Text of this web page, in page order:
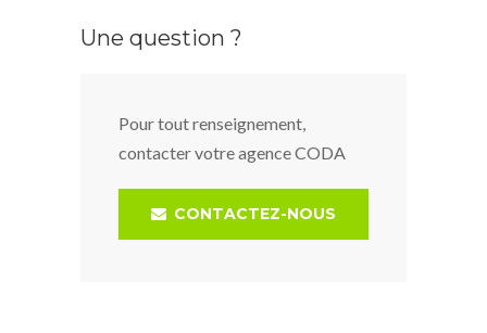
Une question ?
Pour tout renseignement,
contacter votre agence CODA
CONTACTEZ-NOUS